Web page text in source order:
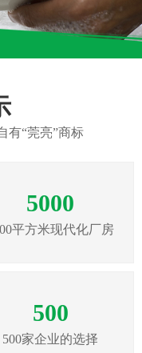
有“莞亮”商标
5000
平方米现代化厂房
500
500家企业的选择